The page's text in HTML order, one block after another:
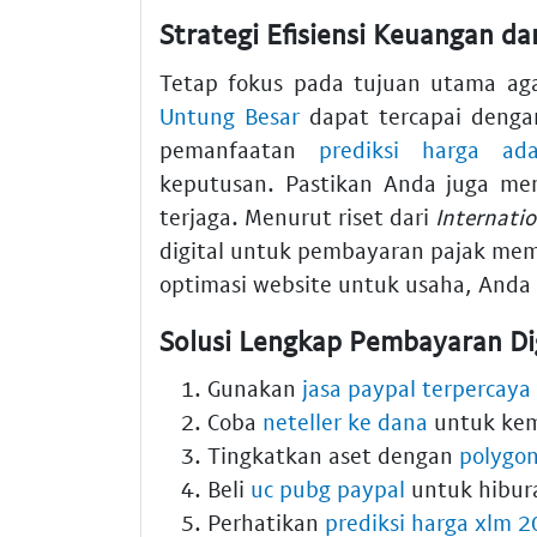
Strategi Efisiensi Keuangan
Tetap fokus pada tujuan utama
Untung Besardapat tercapai
pemanfaatan prediksi harga
keputusan. Pastikan Anda juga
terjaga. Menurut riset dari
digital untuk pembayaran pajak
optimasi website untuk usaha,
Solusi Lengkap Pembayaran
Gunakan jasa paypal terpercaya
Coba neteller ke dana untuk
Tingkatkan aset dengan
Beli uc pubg paypal untuk
Perhatikan prediksi harga xlm